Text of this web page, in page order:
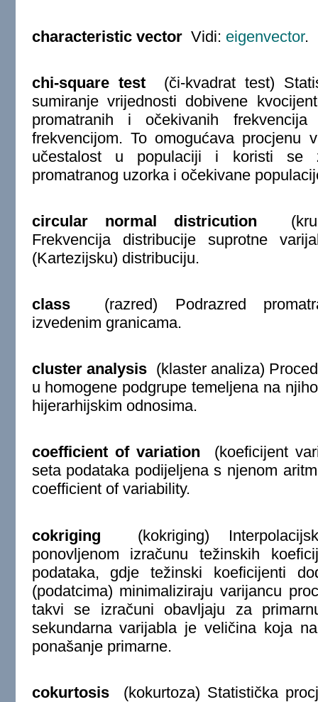
characteristic vectorVidi: eigenvector.
chi-square test(či-kvadrat test)
sumiranje vrijednosti dobivene
promatranih i očekivanih
frekvencijom. To omogućava procjenu
učestalost u populaciji i koristi se
promatranog uzorka i očekivane
circular normal districution
Frekvencija distribucije suprotne
(Kartezijsku) distribuciju.
class(razred) Podrazred
izvedenim granicama.
cluster analysis (klaster analiza)
u homogene podgrupe temeljena na
hijerarhijskim odnosima.
coefficient of variation (koeficijent
seta podataka podijeljena s njenom
coefficient of variability.
cokriging (kokriging)
ponovljenom izračunu težinskih
podataka, gdje težinski koeficijenti
(podatcima) minimaliziraju varijancu
takvi se izračuni obavljaju za
sekundarna varijabla je veličina koja
ponašanje primarne.
cokurtosis(kokurtoza) Statistička